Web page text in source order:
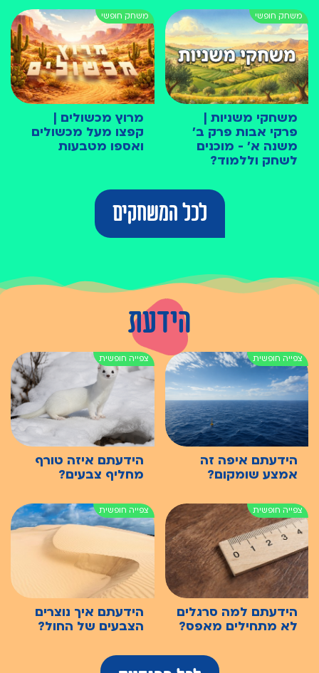
משחקי משניות |
פרקי אבות פרק ב׳
משנה א׳ - מוכנים
לשחק וללמוד?
מרוץ מכשולים |
קפצו מעל מכשולים
ואספו מטבעות
לכל המשחקים
הידעת
הידעתם איפה זה
אמצע שומקום?
הידעתם איזה טורף
מחליף צבעים?
הידעתם למה סרגלים
לא מתחילים מאפס?
הידעתם איך נוצרים
הצבעים של החול?